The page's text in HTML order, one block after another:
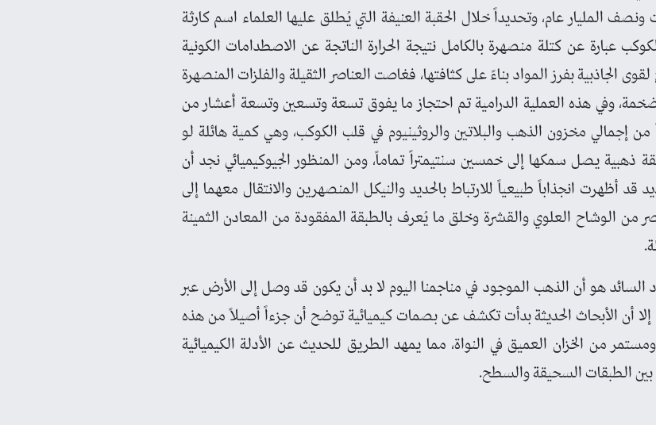
المليار عام، وتحديداً خلال الحقبة العنيفة التي يُطلق عليها العلماء اسم كارثة
عبارة عن كتلة منصهرة بالكامل نتيجة الحرارة الناتجة عن الاصطدامات الكونية
الجاذبية بفرز المواد بناءً على كثافتها، فغاصت العناصر الثقيلة والفلزات المنصهرة
وفي هذه العملية الدرامية تم احتجاز ما يفوق تسعة وتسعين وتسعة أعشار من
إجمالي مخزون الذهب والبلاتين والروثينيوم في قلب الكوكب، وهي كمية هائلة لو
يصل سمكها إلى خمسين سنتيمتراً تماماً، ومن المنظور الجيوكيميائي نجد أن
قد أظهرت انجذاباً طبيعياً للارتباط بالحديد والنيكل المنصهرين والانتقال معهما إلى
من الوشاح العلوي والقشرة وخلق ما يُعرف بالطبقة المفقودة من المعادن الثمينة
السائد هو أن الذهب الموجود في مناجمنا اليوم لا بد أن يكون قد وصل إلى الأرض عبر
أن الأبحاث الحديثة بدأت تكشف عن بصمات كيميائية توضح أن جزءاً أصيلاً من هذه
من الخزان العميق في النواة، مما يمهد الطريق للحديث عن الأدلة الكيميائية
بين الطبقات السحيقة والسطح.